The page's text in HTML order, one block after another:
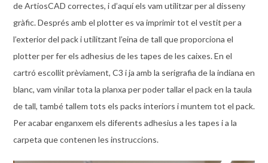
de ArtiosCAD correctes, i d’aquí els vam utilitzar per al disseny
gràfic. Després amb el plotter es va imprimir tot el vestit per a
l’exterior del pack i utilitzant l’eina de tall que proporciona el
plotter per fer els adhesius de les tapes de les caixes. En el
cartró escollit prèviament, C3 i ja amb la serigrafia de la indiana en
blanc, vam vinilar tota la planxa per poder tallar el pack en la taula
de tall, també tallem tots els packs interiors i muntem tot el pack.
Per acabar enganxem els diferents adhesius a les tapes i a la
carpeta que contenen les instruccions.